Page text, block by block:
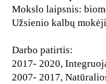
Mokslo laipsnis:
Užsienio kalbų
Darbo patirtis:
2017- 2020,
2007- 2017,